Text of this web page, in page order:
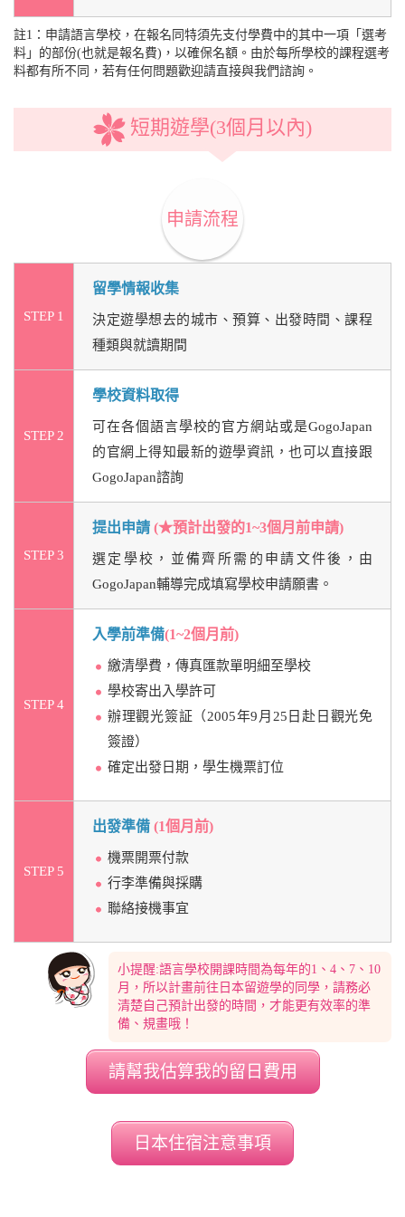
註1：申請語言學校，在報名同特須先支付學費中的其中一項「選考
料」的部份(也就是報名費)，以確保名額。由於每所學校的課程選考
料都有所不同，若有任何問題歡迎請直接與我們諮詢。
短期遊學(3個月以內)
申請流程
STEP 1
留學情報收集
決定遊學想去的城市、預算、出發時間、課程
種類與就讀期間
STEP 2
學校資料取得
可在各個語言學校的官方網站或是GogoJapan
的官網上得知最新的遊學資訊，也可以直接跟
GogoJapan諮詢
STEP 3
提出申請 (★預計出發的1~3個月前申請)
選定學校，並備齊所需的申請文件後，由
GogoJapan輔導完成填寫學校申請願書。
STEP 4
入學前準備(1~2個月前)
繳清學費，傳真匯款單明細至學校
學校寄出入學許可
辦理觀光簽証（2005年9月25日赴日觀光免
簽證）
確定出發日期，學生機票訂位
STEP 5
出發準備 (1個月前)
機票開票付款
行李準備與採購
聯絡接機事宜
小提醒:語言學校開課時間為每年的1、4、7、10
月，所以計畫前往日本留遊學的同學，請務必
清楚自己預計出發的時間，才能更有效率的準
備、規畫哦！
請幫我估算我的留日費用
日本住宿注意事項